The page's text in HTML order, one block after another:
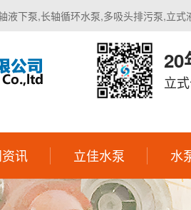
液下泵,长轴循环水泵,多吸头排污泵,立
20
立
讯 立佳水泵 水